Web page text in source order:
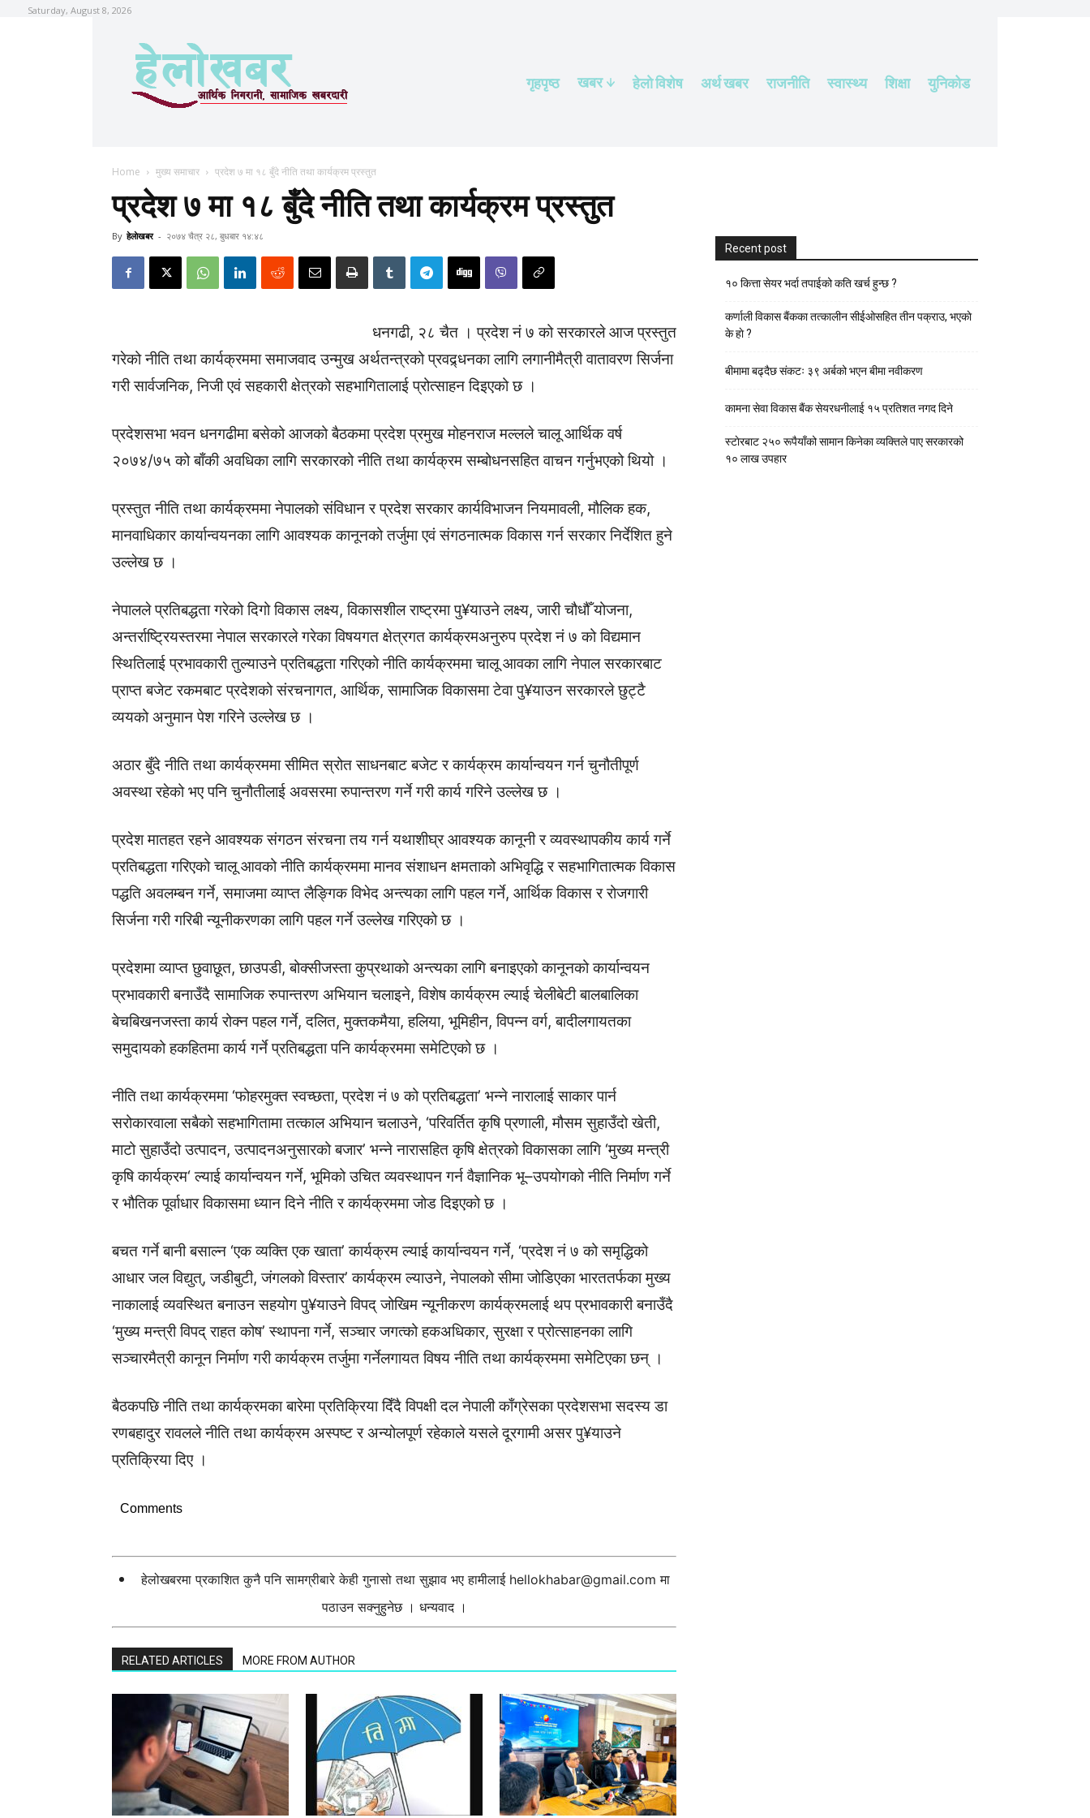
Saturday, August 8, 2026
गृहपृष्ठ खबर हेलाे विशेष अर्थ खबर राजनीति स्वास्थ्य शिक्षा युनिकोड
Home मुख्य समाचार प्रदेश ७ मा १८ बुँदे नीति तथा कार्यक्रम प्रस्तुत
प्रदेश ७ मा १८ बुँदे नीति तथा कार्यक्रम प्रस्तुत
By हेलाेखबर - २०७४ चैत्र २८, बुधबार १४:४८
धनगढी, २८ चैत । प्रदेश नं ७ को सरकारले आज प्रस्तुत
गरेको नीति तथा कार्यक्रममा समाजवाद उन्मुख अर्थतन्त्रको प्रवद्र्धनका लागि लगानीमैत्री वातावरण सिर्जना
गरी सार्वजनिक, निजी एवं सहकारी क्षेत्रको सहभागितालाई प्रोत्साहन दिइएको छ ।
प्रदेशसभा भवन धनगढीमा बसेको आजको बैठकमा प्रदेश प्रमुख मोहनराज मल्लले चालू आर्थिक वर्ष
२०७४/७५ को बाँकी अवधिका लागि सरकारको नीति तथा कार्यक्रम सम्बोधनसहित वाचन गर्नुभएको थियो ।
प्रस्तुत नीति तथा कार्यक्रममा नेपालको संविधान र प्रदेश सरकार कार्यविभाजन नियमावली, मौलिक हक,
मानवाधिकार कार्यान्वयनका लागि आवश्यक कानूनको तर्जुमा एवं संगठनात्मक विकास गर्न सरकार निर्देशित हुने
उल्लेख छ ।
नेपालले प्रतिबद्धता गरेको दिगो विकास लक्ष्य, विकासशील राष्ट्रमा पु¥याउने लक्ष्य, जारी चौधौँ योजना,
अन्तर्राष्ट्रियस्तरमा नेपाल सरकारले गरेका विषयगत क्षेत्रगत कार्यक्रमअनुरुप प्रदेश नं ७ को विद्यमान
स्थितिलाई प्रभावकारी तुल्याउने प्रतिबद्धता गरिएको नीति कार्यक्रममा चालू आवका लागि नेपाल सरकारबाट
प्राप्त बजेट रकमबाट प्रदेशको संरचनागत, आर्थिक, सामाजिक विकासमा टेवा पु¥याउन सरकारले छुट्टै
व्ययको अनुमान पेश गरिने उल्लेख छ ।
अठार बुँदे नीति तथा कार्यक्रममा सीमित स्रोत साधनबाट बजेट र कार्यक्रम कार्यान्वयन गर्न चुनौतीपूर्ण
अवस्था रहेको भए पनि चुनौतीलाई अवसरमा रुपान्तरण गर्ने गरी कार्य गरिने उल्लेख छ ।
प्रदेश मातहत रहने आवश्यक संगठन संरचना तय गर्न यथाशीघ्र आवश्यक कानूनी र व्यवस्थापकीय कार्य गर्ने
प्रतिबद्धता गरिएको चालू आवको नीति कार्यक्रममा मानव संशाधन क्षमताको अभिवृद्धि र सहभागितात्मक विकास
पद्धति अवलम्बन गर्ने, समाजमा व्याप्त लैङ्गिक विभेद अन्त्यका लागि पहल गर्ने, आर्थिक विकास र रोजगारी
सिर्जना गरी गरिबी न्यूनीकरणका लागि पहल गर्ने उल्लेख गरिएको छ ।
प्रदेशमा व्याप्त छुवाछूत, छाउपडी, बोक्सीजस्ता कुप्रथाको अन्त्यका लागि बनाइएको कानूनको कार्यान्वयन
प्रभावकारी बनाउँदै सामाजिक रुपान्तरण अभियान चलाइने, विशेष कार्यक्रम ल्याई चेलीबेटी बालबालिका
बेचबिखनजस्ता कार्य रोक्न पहल गर्ने, दलित, मुक्तकमैया, हलिया, भूमिहीन, विपन्न वर्ग, बादीलगायतका
समुदायको हकहितमा कार्य गर्ने प्रतिबद्धता पनि कार्यक्रममा समेटिएको छ ।
नीति तथा कार्यक्रममा ‘फोहरमुक्त स्वच्छता, प्रदेश नं ७ को प्रतिबद्धता’ भन्ने नारालाई साकार पार्न
सरोकारवाला सबैको सहभागितामा तत्काल अभियान चलाउने, ‘परिवर्तित कृषि प्रणाली, मौसम सुहाउँदो खेती,
माटो सुहाउँदो उत्पादन, उत्पादनअनुसारको बजार’ भन्ने नारासहित कृषि क्षेत्रको विकासका लागि ‘मुख्य मन्त्री
कृषि कार्यक्रम‘ ल्याई कार्यान्वयन गर्ने, भूमिको उचित व्यवस्थापन गर्न वैज्ञानिक भू–उपयोगको नीति निर्माण गर्ने
र भौतिक पूर्वाधार विकासमा ध्यान दिने नीति र कार्यक्रममा जोड दिइएको छ ।
बचत गर्ने बानी बसाल्न ‘एक व्यक्ति एक खाता’ कार्यक्रम ल्याई कार्यान्वयन गर्ने, ‘प्रदेश नं ७ को समृद्धिको
आधार जल विद्युत्, जडीबुटी, जंगलको विस्तार’ कार्यक्रम ल्याउने, नेपालको सीमा जोडिएका भारततर्फका मुख्य
नाकालाई व्यवस्थित बनाउन सहयोग पु¥याउने विपद् जोखिम न्यूनीकरण कार्यक्रमलाई थप प्रभावकारी बनाउँदै
‘मुख्य मन्त्री विपद् राहत कोष’ स्थापना गर्ने, सञ्चार जगत्को हकअधिकार, सुरक्षा र प्रोत्साहनका लागि
सञ्चारमैत्री कानून निर्माण गरी कार्यक्रम तर्जुमा गर्नेलगायत विषय नीति तथा कार्यक्रममा समेटिएका छन् ।
बैठकपछि नीति तथा कार्यक्रमका बारेमा प्रतिक्रिया दिँदै विपक्षी दल नेपाली काँग्रेसका प्रदेशसभा सदस्य डा
रणबहादुर रावलले नीति तथा कार्यक्रम अस्पष्ट र अन्योलपूर्ण रहेकाले यसले दूरगामी असर पु¥याउने
प्रतिक्रिया दिए ।
Comments
हेलोखबरमा प्रकाशित कुनै पनि सामग्रीबारे केही गुनासो तथा सुझाव भए हामीलाई hellokhabar@gmail.com मा
पठाउन सक्नुहुनेछ । धन्यवाद ।
RELATED ARTICLES MORE FROM AUTHOR
Recent post
१० कित्ता सेयर भर्दा तपाईको कति खर्च हुन्छ ?
कर्णाली विकास बैंकका तत्कालीन सीईओसहित तीन पक्राउ, भएकाे
के हाे ?
बीमामा बढ्दैछ संकटः ३९ अर्बको भएन बीमा नवीकरण
कामना सेवा विकास बैंक सेयरधनीलाई १५ प्रतिशत नगद दिने
स्टाेरबाट २५० रूपैयाँको सामान किनेका व्यक्तिले पाए सरकारको
१० लाख उपहार